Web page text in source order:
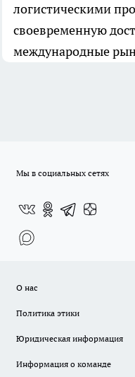
логистическими
своевременную
международные
Мы в социальных сетях
О нас
Политика этики
Юридическая информация
Информация о команде